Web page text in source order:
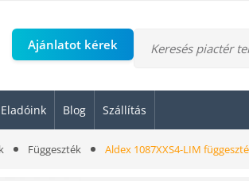
Ajánlatot kérek
Eladóink Blog Szállítás
Függeszték Aldex 1087XXS4-LIM